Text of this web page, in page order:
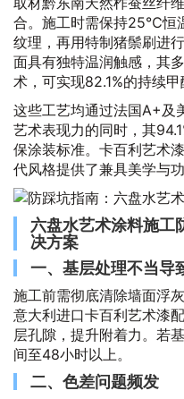
合。施工时需保持25℃恒
纹理，再用特制猪鬃刷进
面具有独特温润触感，其
术，可实现82.1%的持续甲
这些工艺均通过法国A+及
艺术表现力的同时，其
保涂装标准。卡百利艺术
代风格提供了兼具美学与
六盘水艺术涂料施工
决方案
一、基层处理不当导
施工前需彻底清除墙面浮
意大利进口卡百利艺术漆
层孔隙，提升附着力。若
间至48小时以上。
二、色差问题频发